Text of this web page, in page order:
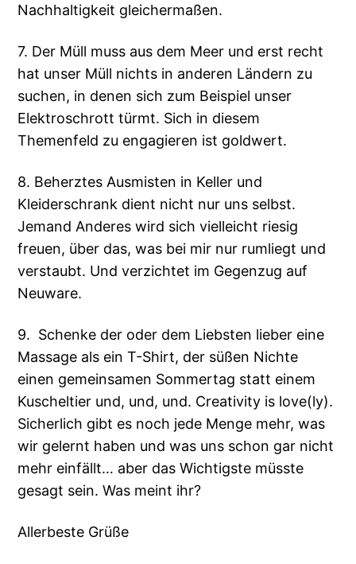
Nachhaltigkeit gleichermaßen.
7. Der Müll muss aus dem Meer und erst recht
hat unser Müll nichts in anderen Ländern zu
suchen, in denen sich zum Beispiel unser
Elektroschrott türmt. Sich in diesem
Themenfeld zu engagieren ist goldwert.
8. Beherztes Ausmisten in Keller und
Kleiderschrank dient nicht nur uns selbst.
Jemand Anderes wird sich vielleicht riesig
freuen, über das, was bei mir nur rumliegt und
verstaubt. Und verzichtet im Gegenzug auf
Neuware.
9. Schenke der oder dem Liebsten lieber eine
Massage als ein T-Shirt, der süßen Nichte
einen gemeinsamen Sommertag statt einem
Kuscheltier und, und, und. Creativity is love(ly).
Sicherlich gibt es noch jede Menge mehr, was
wir gelernt haben und was uns schon gar nicht
mehr einfällt… aber das Wichtigste müsste
gesagt sein. Was meint ihr?
Allerbeste Grüße